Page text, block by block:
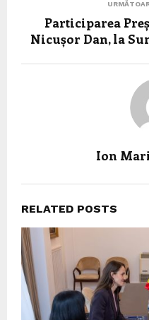
Participarea
Nicușor Dan, la
Ion
RELATED POSTS